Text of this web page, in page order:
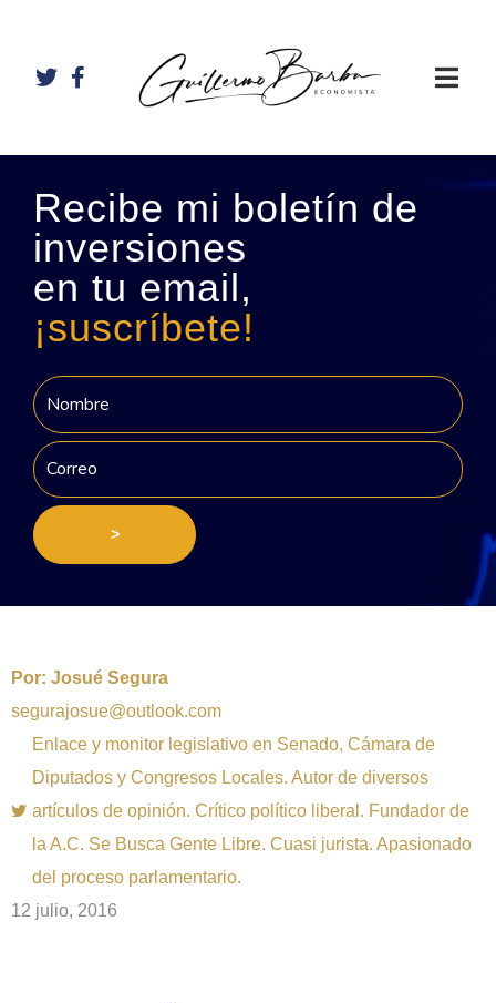
Recibe mi boletín de
inversiones
en tu email,
¡suscríbete!
>
Por: Josué Segura
segurajosue@outlook.com
Enlace y monitor legislativo en Senado, Cámara de
Diputados y Congresos Locales. Autor de diversos
artículos de opinión. Crítico político liberal. Fundador de
la A.C. Se Busca Gente Libre. Cuasi jurista. Apasionado
del proceso parlamentario.
12 julio, 2016